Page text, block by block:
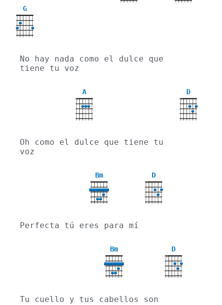
G
No hay nada como el dulce que
tiene tu voz
A
X
D
X
Oh como el dulce que tiene tu
voz
Bm D
X
Perfecta tú eres para mí
Bm D
X
Tu cuello y tus cabellos son